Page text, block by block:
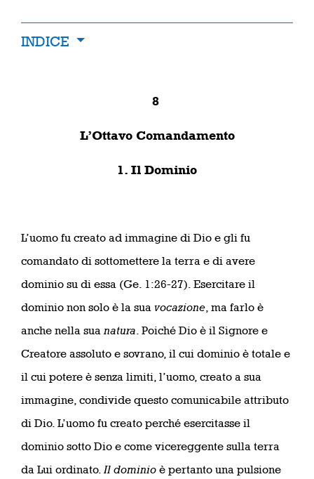
INDICE
8
L’Ottavo Comandamento
1. Il Dominio
L’uomo fu creato ad immagine di Dio e gli fu
comandato di sottomettere la terra e di avere
dominio su di essa (Ge. 1:26-27). Esercitare il
dominio non solo è la sua vocazione , ma farlo è
anche nella sua natura . Poiché Dio è il Signore e
Creatore assoluto e sovrano, il cui dominio è totale e
il cui potere è senza limiti, l’uomo, creato a sua
immagine, condivide questo comunicabile attributo
di Dio. L’uomo fu creato perché esercitasse il
dominio sotto Dio e come vicereggente sulla terra
da Lui ordinato. Il dominio è pertanto una pulsione